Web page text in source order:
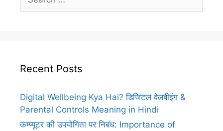
for:
Recent Posts
Digital Wellbeing Kya Hai? डिजिटल वेलबीइंग &
Parental Controls Meaning in Hindi
कम्प्यूटर की उपयोगिता पर निबंध: Importance of